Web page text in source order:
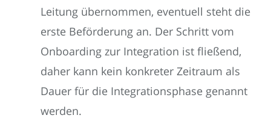
Leitung übernommen, eventuell steht die
erste Beförderung an. Der Schritt vom
Onboarding zur Integration ist fließend,
daher kann kein konkreter Zeitraum als
Dauer für die Integrationsphase genannt
werden.